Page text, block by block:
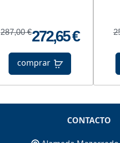
287,00 €272,65 €
comprar
CONTACTO